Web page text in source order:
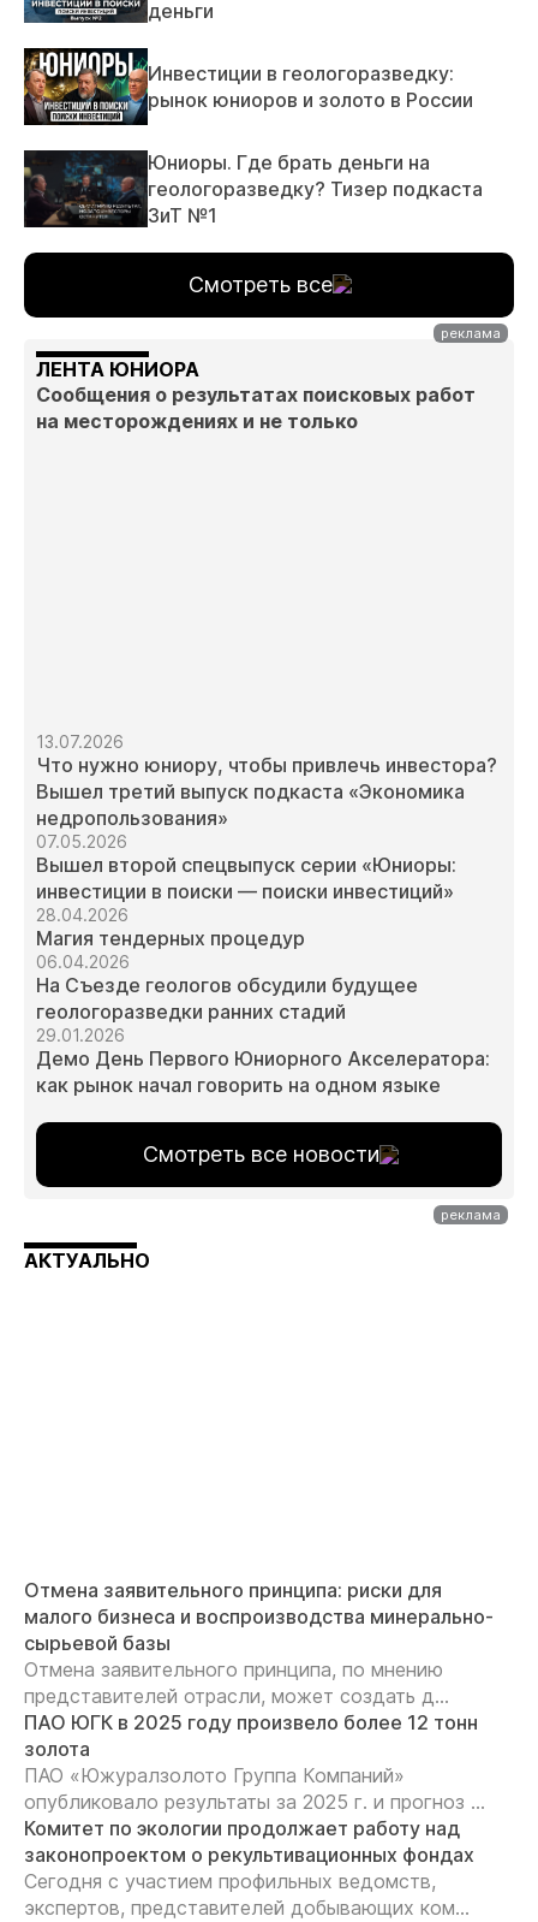
деньги
Инвестиции в геологоразведку:
рынок юниоров и золото в России
Юниоры. Где брать деньги на
геологоразведку? Тизер подкаста
ЗиТ №1
Смотреть все
ЛЕНТА ЮНИОРА
Сообщения о результатах поисковых работ
на месторождениях и не только
13.07.2026
Что нужно юниору, чтобы привлечь инвестора?
Вышел третий выпуск подкаста «Экономика
недропользования»
07.05.2026
Вышел второй спецвыпуск серии «Юниоры:
инвестиции в поиски — поиски инвестиций»
28.04.2026
Магия тендерных процедур
06.04.2026
На Съезде геологов обсудили будущее
геологоразведки ранних стадий
29.01.2026
Демо День Первого Юниорного Акселератора:
как рынок начал говорить на одном языке
Смотреть все новости
АКТУАЛЬНО
Отмена заявительного принципа: риски для
малого бизнеса и воспроизводства минерально-
сырьевой базы
Отмена заявительного принципа, по мнению
представителей отрасли, может создать д...
ПАО ЮГК в 2025 году произвело более 12 тонн
золота
ПАО «Южуралзолото Группа Компаний»
опубликовало результаты за 2025 г. и прогноз ...
Комитет по экологии продолжает работу над
законопроектом о рекультивационных фондах
Сегодня с участием профильных ведомств,
экспертов, представителей добывающих ком...